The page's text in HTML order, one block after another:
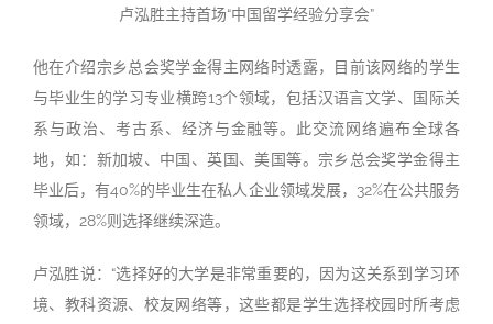
卢泓胜主持首场“中国留学经验分享会”
他在介绍宗乡总会奖学金得主网络时透露，目前该网络的学生
与毕业生的学习专业横跨13个领域，包括汉语言文学、国际关
系与政治、考古系、经济与金融等。此交流网络遍布全球各
地，如：新加坡、中国、英国、美国等。宗乡总会奖学金得主
毕业后，有40%的毕业生在私人企业领域发展，32%在公共服务
领域，28%则选择继续深造。
卢泓胜说：“选择好的大学是非常重要的，因为这关系到学习环
境、教科资源、校友网络等，这些都是学生选择校园时所考虑